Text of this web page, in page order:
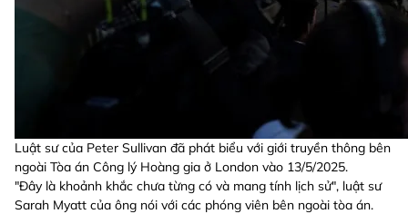
Luật sư của Peter Sullivan đã phát biểu với giới truyền thông bên
ngoài Tòa án Công lý Hoàng gia ở London vào 13/5/2025.
"Đây là khoảnh khắc chưa từng có và mang tính lịch sử", luật sư
Sarah Myatt của ông nói với các phóng viên bên ngoài tòa án.